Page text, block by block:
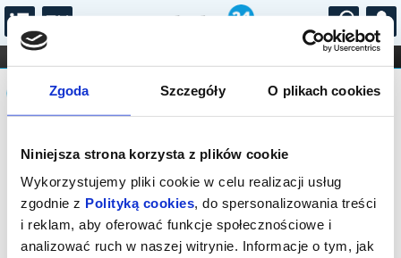
Zgoda Szczegóły O plikach cookies
Niniejsza strona korzysta z plików cookie
Wykorzystujemy pliki cookie w celu realizacji usług
zgodnie z Polityką cookies, do spersonalizowania treści
i reklam, aby oferować funkcje społecznościowe i
analizować ruch w naszej witrynie. Informacje o tym, jak
...
FILHARMONIA OPERA I BALET
STAND-UP
DLA DZIECI
Komunikat
Sprzedaż biletów on-line na wydarzenie
została zakończona.